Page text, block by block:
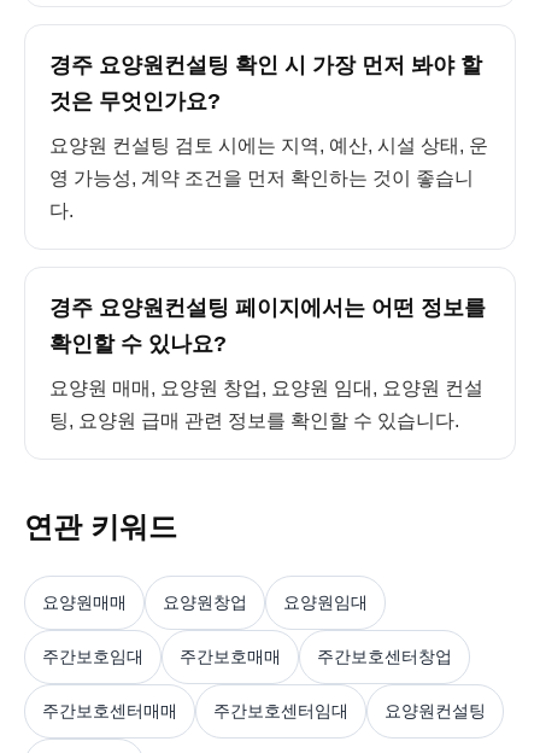
경주 요양원컨설팅 확인 시 가장 먼저 봐야 할
것은 무엇인가요?
요양원 컨설팅 검토 시에는 지역, 예산, 시설 상태, 운
영 가능성, 계약 조건을 먼저 확인하는 것이 좋습니
다.
경주 요양원컨설팅 페이지에서는 어떤 정보를
확인할 수 있나요?
요양원 매매, 요양원 창업, 요양원 임대, 요양원 컨설
팅, 요양원 급매 관련 정보를 확인할 수 있습니다.
연관 키워드
요양원매매 요양원창업 요양원임대
주간보호임대 주간보호매매 주간보호센터창업
주간보호센터매매 주간보호센터임대 요양원컨설팅